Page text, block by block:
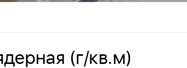
(г/кв.м)